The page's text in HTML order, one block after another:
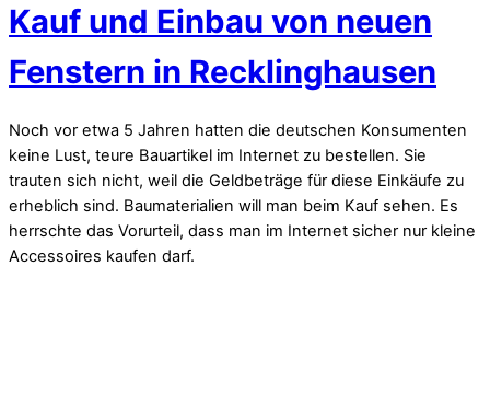
Kauf und Einbau von neuen
Fenstern in Recklinghausen
Noch vor etwa 5 Jahren hatten die deutschen Konsumenten
keine Lust, teure Bauartikel im Internet zu bestellen. Sie
trauten sich nicht, weil die Geldbeträge für diese Einkäufe zu
erheblich sind. Baumaterialien will man beim Kauf sehen. Es
herrschte das Vorurteil, dass man im Internet sicher nur kleine
Accessoires kaufen darf.